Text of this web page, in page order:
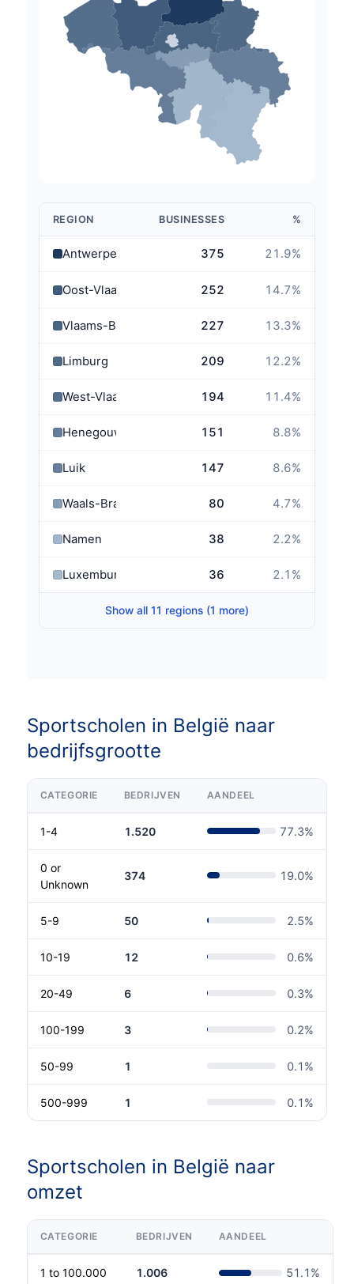
REGION BUSINESSES %
Antwerpen 375 21.9%
Oost-Vlaanderen 252 14.7%
Vlaams-Brabant 227 13.3%
Limburg 209 12.2%
West-Vlaanderen 194 11.4%
Henegouwen 151 8.8%
Luik 147 8.6%
Waals-Brabant 80 4.7%
Namen 38 2.2%
Luxemburg 36 2.1 %
Show all 11 regions (1 more)
Sportscholen in België naar
bedrijfsgrootte
CATEGORIE BEDRIJVEN AANDEEL
1-4 1.520 77.3%
0 or
Unknown
374 19.0%
5-9 50 2.5%
10-19 12 0.6%
20-49 6 0.3%
100-199 3 0.2%
50-99 1 0.1 %
500-999 1 0.1 %
Sportscholen in België naar
omzet
CATEGORIE BEDRIJVEN AANDEEL
1 to 100.000 1.006 51.1 %